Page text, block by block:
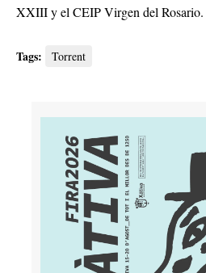
XXIII y el CEIP Virgen del Rosario.
Tags: Torrent